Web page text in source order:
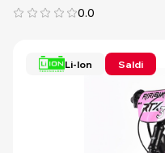
0.0
Li-Ion Saldi